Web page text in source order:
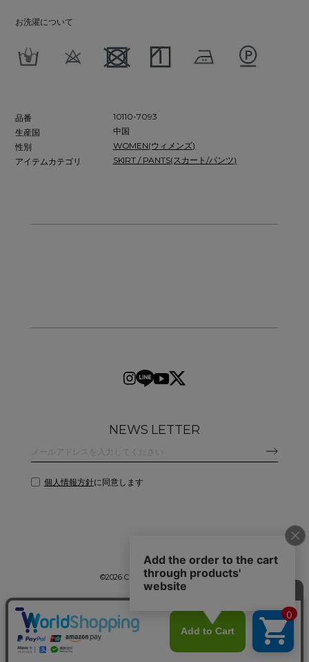
お洗濯について
品番
10110-7093
生産国
中国
性別
WOMEN(ウィメンズ)
アイテムカテゴリ
SKIRT / PANTS(スカート/パンツ)
NEWS LETTER
個人情報方針に同意します
©2026 CLANE DESIGN CO.,LTD